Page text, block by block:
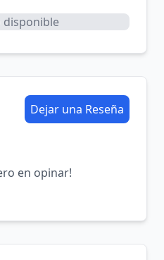
disponible
Dejar una Reseña
en opinar!